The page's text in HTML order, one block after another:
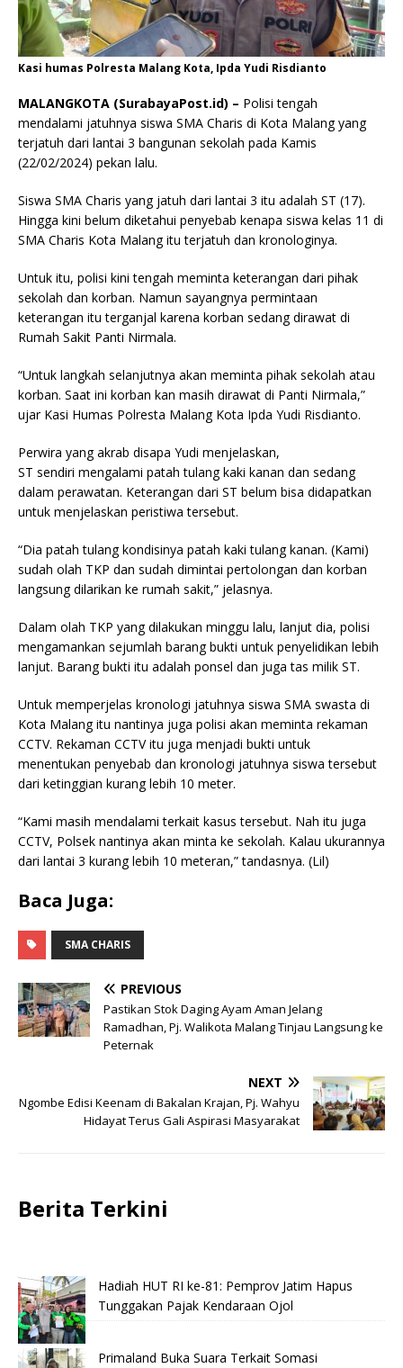
Kasi humas Polresta Malang Kota, Ipda Yudi Risdianto
MALANGKOTA (SurabayaPost.id) – Polisi tengah
mendalami jatuhnya siswa SMA Charis di Kota Malang yang
terjatuh dari lantai 3 bangunan sekolah pada Kamis
(22/02/2024) pekan lalu.
Siswa SMA Charis yang jatuh dari lantai 3 itu adalah ST (17).
Hingga kini belum diketahui penyebab kenapa siswa kelas 11 di
SMA Charis Kota Malang itu terjatuh dan kronologinya.
Untuk itu, polisi kini tengah meminta keterangan dari pihak
sekolah dan korban. Namun sayangnya permintaan
keterangan itu terganjal karena korban sedang dirawat di
Rumah Sakit Panti Nirmala.
“Untuk langkah selanjutnya akan meminta pihak sekolah atau
korban. Saat ini korban kan masih dirawat di Panti Nirmala,”
ujar Kasi Humas Polresta Malang Kota Ipda Yudi Risdianto.
Perwira yang akrab disapa Yudi menjelaskan,
ST sendiri mengalami patah tulang kaki kanan dan sedang
dalam perawatan. Keterangan dari ST belum bisa didapatkan
untuk menjelaskan peristiwa tersebut.
“Dia patah tulang kondisinya patah kaki tulang kanan. (Kami)
sudah olah TKP dan sudah dimintai pertolongan dan korban
langsung dilarikan ke rumah sakit,” jelasnya.
Dalam olah TKP yang dilakukan minggu lalu, lanjut dia, polisi
mengamankan sejumlah barang bukti untuk penyelidikan lebih
lanjut. Barang bukti itu adalah ponsel dan juga tas milik ST.
Untuk memperjelas kronologi jatuhnya siswa SMA swasta di
Kota Malang itu nantinya juga polisi akan meminta rekaman
CCTV. Rekaman CCTV itu juga menjadi bukti untuk
menentukan penyebab dan kronologi jatuhnya siswa tersebut
dari ketinggian kurang lebih 10 meter.
“Kami masih mendalami terkait kasus tersebut. Nah itu juga
CCTV, Polsek nantinya akan minta ke sekolah. Kalau ukurannya
dari lantai 3 kurang lebih 10 meteran,” tandasnya. (Lil)
Baca Juga:
SMA CHARIS
PREVIOUS
Pastikan Stok Daging Ayam Aman Jelang
Ramadhan, Pj. Walikota Malang Tinjau Langsung ke
Peternak
NEXT
Ngombe Edisi Keenam di Bakalan Krajan, Pj. Wahyu
Hidayat Terus Gali Aspirasi Masyarakat
Berita Terkini
Hadiah HUT RI ke-81: Pemprov Jatim Hapus
Tunggakan Pajak Kendaraan Ojol
Primaland Buka Suara Terkait Somasi